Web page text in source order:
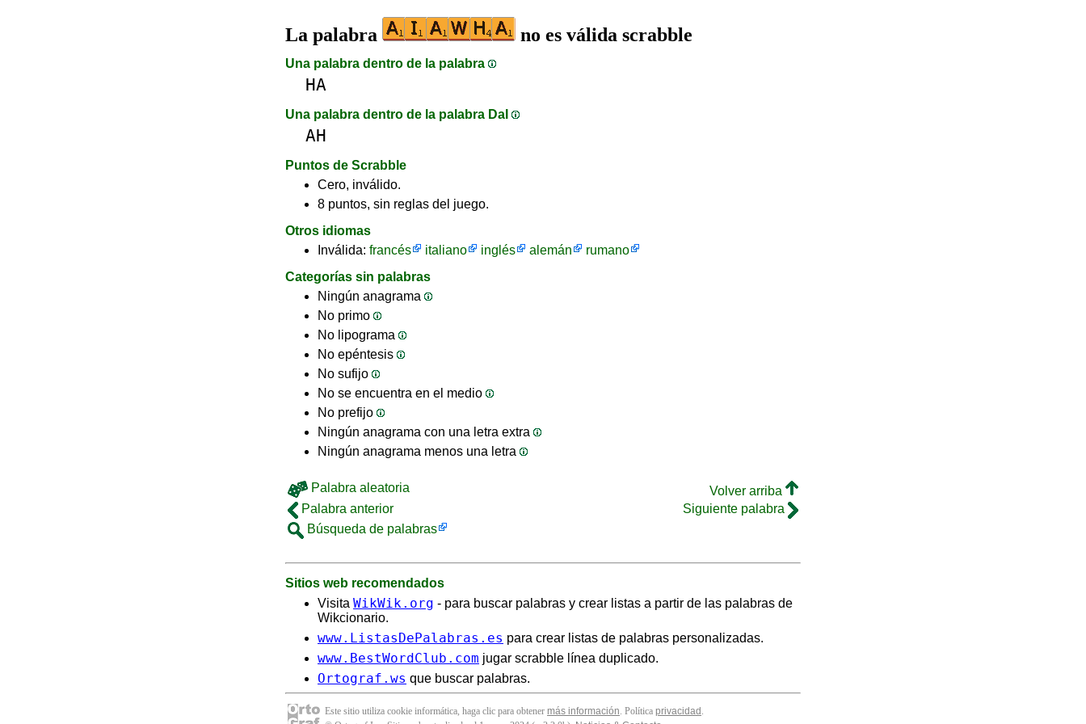
La palabra no es válida scrabble
Una palabra dentro de la palabra
HA
Una palabra dentro de la palabra DaI
AH
Puntos de Scrabble
Cero, inválido.
8 puntos, sin reglas del juego.
Otros idiomas
Inválida: francés italiano inglés alemán
rumano
Categorías sin palabras
Ningún anagrama
No primo
No lipograma
No epéntesis
No sufijo
No se encuentra en el medio
No prefijo
Ningún anagrama con una letra extra
Ningún anagrama menos una letra
Palabra aleatoria
Volver arriba
Palabra anterior
Siguiente palabra
Búsqueda de palabras
Sitios web recomendados
Visita WikWik.org - para buscar palabras y crear listas a partir de las palabras de
Wikcionario.
www.ListasDePalabras.es para crear listas de palabras personalizadas.
www.BestWordClub.com jugar scrabble línea duplicado.
Ortograf.ws que buscar palabras.
Este sitio utiliza cookie informática, haga clic para obtener más información. Política privacidad .